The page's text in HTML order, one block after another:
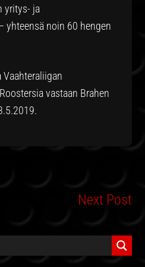
yritys- ja
yhteensä noin 60 hengen
Vaahteraliigan
vastaan Brahen
Next Post